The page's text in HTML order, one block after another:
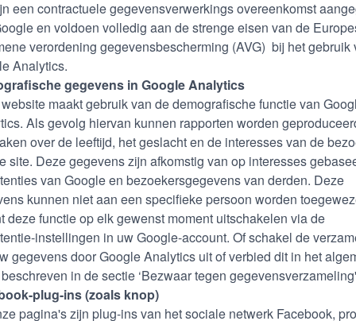
een contractuele gegevensverwerkings overeenkomst
en voldoen volledig aan de strenge eisen van de
verordening gegevensbescherming (AVG) bij het gebruik
Analytics.
gegevens in Google Analytics
maakt gebruik van de demografische functie van
Als gevolg hiervan kunnen rapporten worden
over de leeftijd, het geslacht en de interesses van de
site. Deze gegevens zijn afkomstig van op interesses
van Google en bezoekersgegevens van derden. Deze
kunnen niet aan een specifieke persoon worden
deze functie op elk gewenst moment uitschakelen via de
instellingen in uw Google-account. Of schakel de
gegevens door Google Analytics uit of verbied dit in het
in de sectie ‘Bezwaar tegen
plug-ins (zoals knop)
pagina's zijn plug-ins van het sociale netwerk Facebook,